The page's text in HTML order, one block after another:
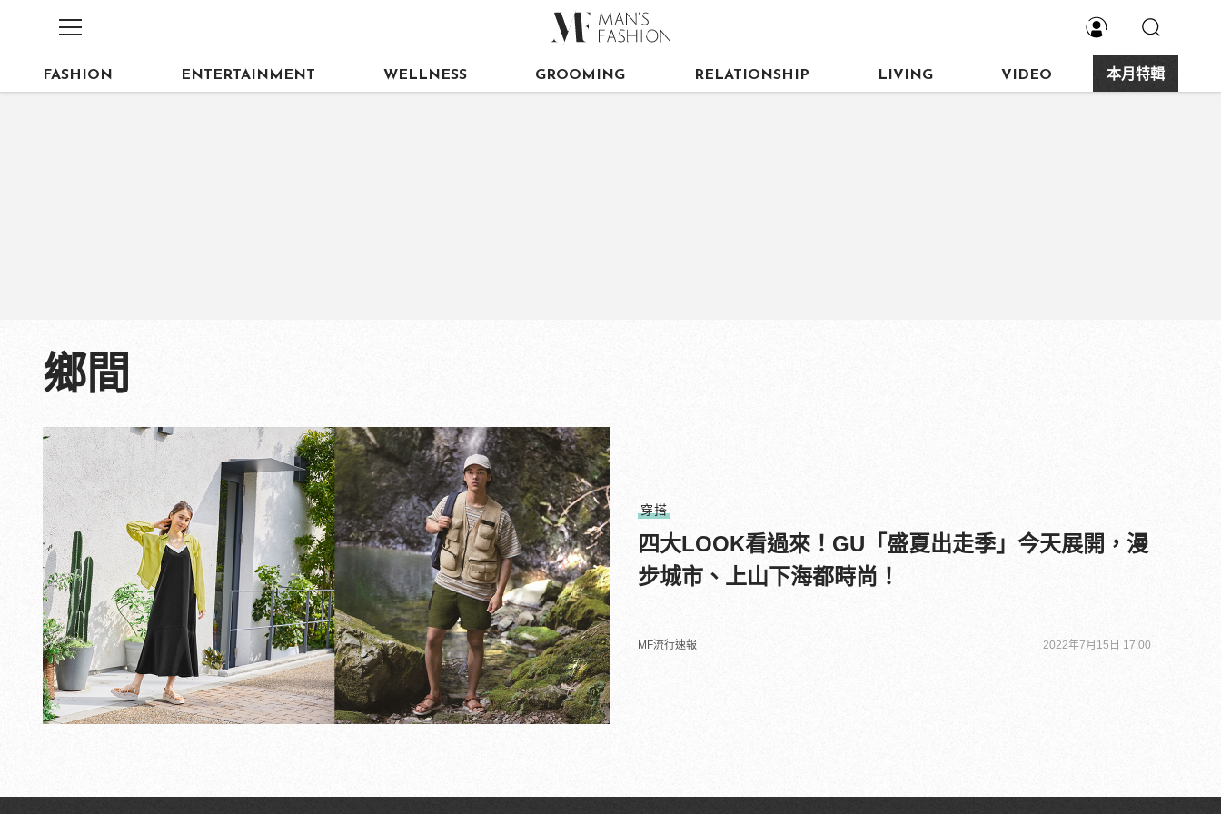
FASHION ENTERTAINMENT WELLNESS GROOMING RELATIONSHIP LIVING VIDEO 本月特輯
鄉間
穿搭
四大LOOK看過來！GU「盛夏出走季」今天展開，漫
步城市、上山下海都時尚！
MF流行速報 2022年7月15日 17:00